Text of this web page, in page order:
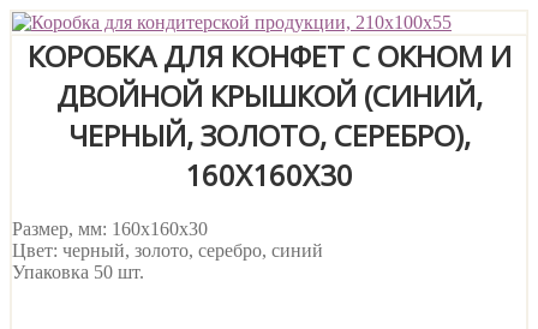
КОРОБКА ДЛЯ КОНФЕТ С ОКНОМ И
ДВОЙНОЙ КРЫШКОЙ (СИНИЙ,
ЧЕРНЫЙ, ЗОЛОТО, СЕРЕБРО),
160Х160Х30
Размер, мм: 160х160х30
Цвет: черный, золото, серебро, синий
Упаковка 50 шт.